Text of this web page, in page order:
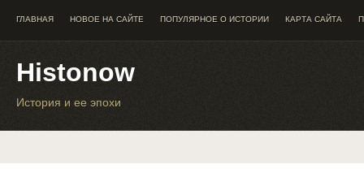
ГЛАВНАЯ НОВОЕ НА САЙТЕ ПОПУЛЯРНОЕ О ИСТОРИИ КАРТА САЙТА
Histonow
История и ее эпохи